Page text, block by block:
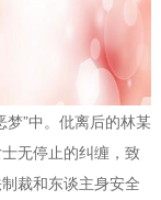
”中。仳离后的林某
无停止的纠缠，致
裁和东谈主身安全